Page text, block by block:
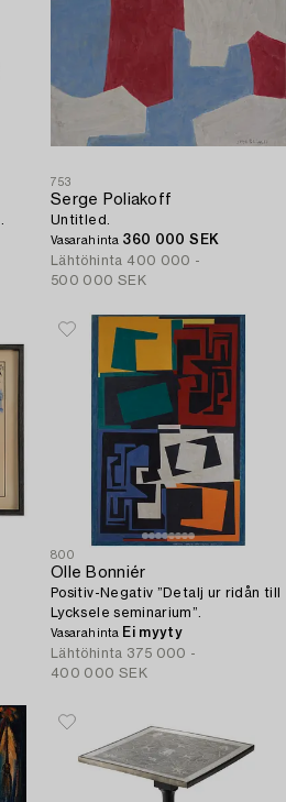
753
Serge Poliakoff
Untitled.
Vasarahinta 360 000 SEK
Lähtöhinta 400 000 -
500 000 SEK
800
Olle Bonniér
Positiv-Negativ ”Detalj ur ridån till
Lycksele seminarium”.
Vasarahinta Ei myyty
Lähtöhinta 375 000 -
400 000 SEK